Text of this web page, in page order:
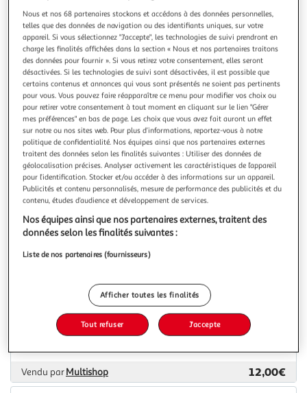
précédente
suivante
HAMA
Câble USB 2.0 A/B 1.50m - Noir
Garantie fabricant: 2 ans *
Vendu parBoulanger
Livr. ou retrait dès 3/4 jours
A partir de 2,99€
Plus d'options
Vendu parBoulanger
Livraison dès 1/2 semaines
Plus d'options
Livraison dès 8/9 jours
4,99€
Vendu parMultishop 12,00€
Nous et nos 68 partenaires stockons et accédons à des données personnelles,
telles que des données de navigation ou des identifiants uniques, sur votre
appareil. Si vous sélectionnez "J'accepte", les technologies de suivi prendront en
charge les finalités affichées dans la section « Nous et nos partenaires traitons
des données pour fournir ». Si vous retirez votre consentement, elles seront
désactivées. Si les technologies de suivi sont désactivées, il est possible que
certains contenus et annonces qui vous sont présentés ne soient pas pertinents
pour vous. Vous pouvez faire réapparaître ce menu pour modifier vos choix ou
pour retirer votre consentement à tout moment en cliquant sur le lien "Gérer
mes préférences" en bas de page. Les choix que vous avez fait auront un effet
sur notre ou nos sites web. Pour plus d’informations, reportez-vous à notre
politique de confidentialité. Nos équipes ainsi que nos partenaires externes
traitent des données selon les finalités suivantes : Utiliser des données de
géolocalisation précises. Analyser activement les caractéristiques de l’appareil
pour l’identification. Stocker et/ou accéder à des informations sur un appareil.
Publicités et contenu personnalisés, mesure de performance des publicités et du
contenu, études d’audience et développement de services.
Nos équipes ainsi que nos partenaires externes, traitent des
données selon les finalités suivantes :
Liste de nos partenaires (fournisseurs)
Afficher toutes les finalités
Tout refuser J'accepte